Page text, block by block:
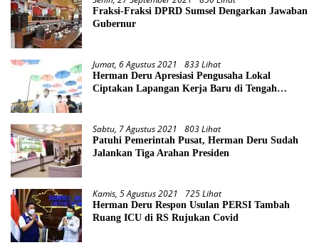
Fraksi-Fraksi DPRD Sumsel Dengarkan Jawaban
Gubernur
Jumat, 6 Agustus 2021 833 Lihat
Herman Deru Apresiasi Pengusaha Lokal
Ciptakan Lapangan Kerja Baru di Tengah
Sabtu, 7 Agustus 2021 803 Lihat
Patuhi Pemerintah Pusat, Herman Deru Sudah
Jalankan Tiga Arahan Presiden
Kamis, 5 Agustus 2021 725 Lihat
Herman Deru Respon Usulan PERSI Tambah
Ruang ICU di RS Rujukan Covid